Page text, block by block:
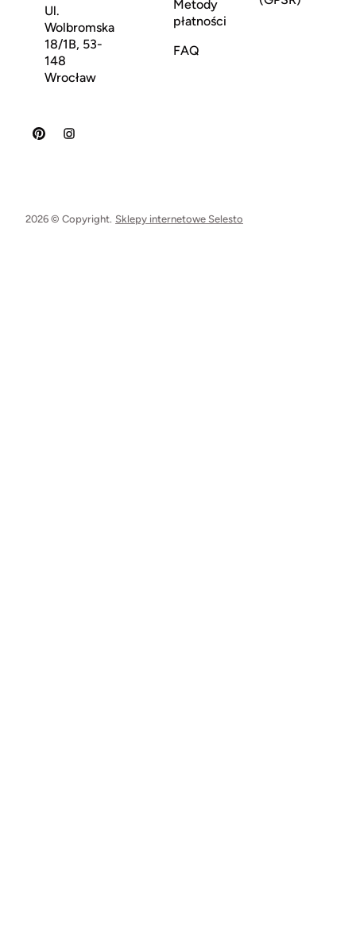
Ul.
Wolbromska
18/1B, 53-
148
Wrocław
Metody
płatności
FAQ
2026 © Copyright. Sklepy internetowe Selesto